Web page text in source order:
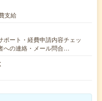
支給
ート・経費申請内容チェッ
への連絡・メール問合…